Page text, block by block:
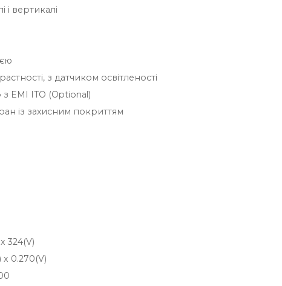
вертикалі
з датчиком освітленості
з EMI ITO (Optional)
із захисним покриттям
324(V)
x 0.270(V)